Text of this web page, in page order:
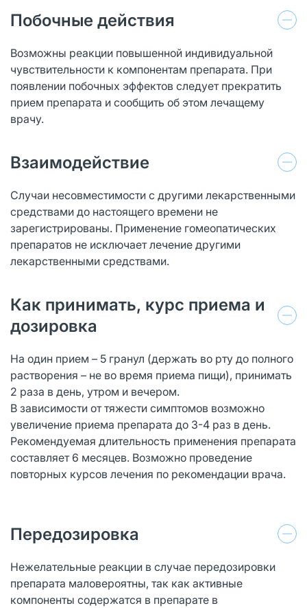
Побочные действия
Возможны реакции повышенной индивидуальной
чувствительности к компонентам препарата. При
появлении побочных эффектов следует прекратить
прием препарата и сообщить об этом лечащему
врачу.
Взаимодействие
Случаи несовместимости с другими лекарственными
средствами до настоящего времени не
зарегистрированы. Применение гомеопатических
препаратов не исключает лечение другими
лекарственными средствами.
Как принимать, курс приема и
дозировка
На один прием – 5 гранул (держать во рту до полного
растворения – не во время приема пищи), принимать
2 раза в день, утром и вечером.
В зависимости от тяжести симптомов возможно
увеличение приема препарата до 3-4 раз в день.
Рекомендуемая длительность применения препарата
составляет 6 месяцев. Возможно проведение
повторных курсов лечения по рекомендации врача.
Передозировка
Нежелательные реакции в случае передозировки
препарата маловероятны, так как активные
компоненты содержатся в препарате в